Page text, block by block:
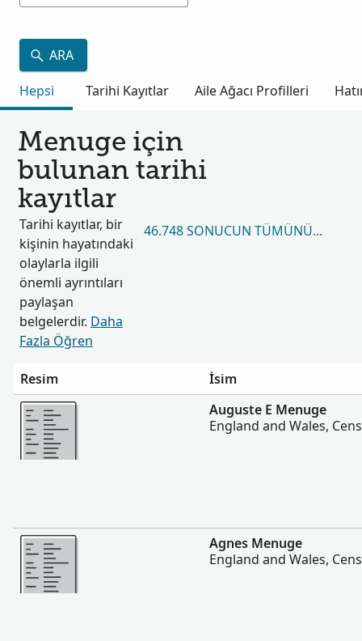
ARA
Hepsi
Tarihi Kayıtlar Aile Ağacı Profilleri
Menuge için
bulunan tarihi
kayıtlar
Tarihi kayıtlar, bir
kişinin hayatındaki
olaylarla ilgili
önemli ayrıntıları
paylaşan
belgelerdir. Daha
Fazla Öğren
46.748 SONUCUN TÜMÜNÜ
Resim
İsim
Daha fazla
Auguste E Menuge
England and Wales,
Daha fazla
Agnes Menuge
England and Wales,